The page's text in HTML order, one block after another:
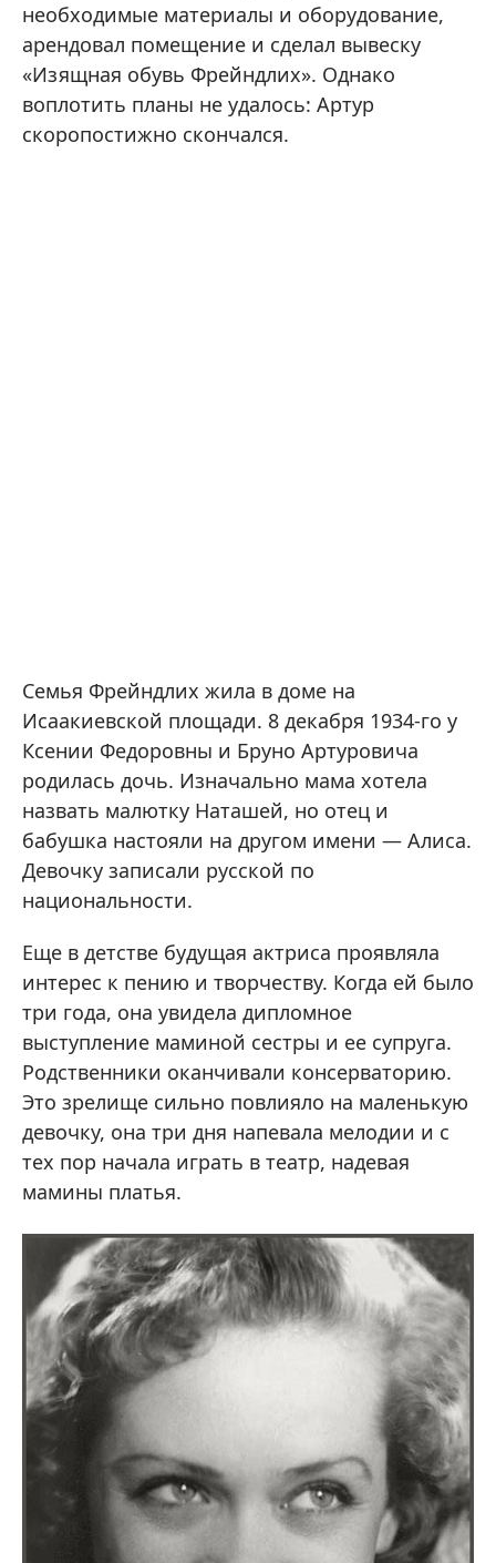
необходимые материалы и оборудование,
арендовал помещение и сделал вывеску
«Изящная обувь Фрейндлих». Однако
воплотить планы не удалось: Артур
скоропостижно скончался.
Семья Фрейндлих жила в доме на
Исаакиевской площади. 8 декабря 1934-го у
Ксении Федоровны и Бруно Артуровича
родилась дочь. Изначально мама хотела
назвать малютку Наташей, но отец и
бабушка настояли на другом имени — Алиса.
Девочку записали русской по
национальности.
Еще в детстве будущая актриса проявляла
интерес к пению и творчеству. Когда ей было
три года, она увидела дипломное
выступление маминой сестры и ее супруга.
Родственники оканчивали консерваторию.
Это зрелище сильно повлияло на маленькую
девочку, она три дня напевала мелодии и с
тех пор начала играть в театр, надевая
мамины платья.